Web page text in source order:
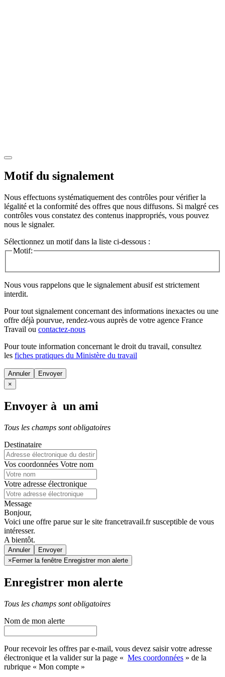
Motif du signalement
Nous effectuons systématiquement des contrôles pour vérifier la
légalité et la conformité des offres que nous diffusons. Si malgré ces
contrôles vous constatez des contenus inappropriés, vous pouvez
nous le signaler.
Sélectionnez un motif dans la liste ci-dessous :
Motif:
Nous vous rappelons que le signalement abusif est strictement
interdit.
Pour tout signalement concernant des informations inexactes ou une
offre déjà pourvue, rendez-vous auprès de votre agence France
Travail ou contactez-nous
Pour toute information concernant le droit du travail, consultez
les fiches pratiques du Ministère du travail
Annuler
×
Envoyer à un ami
Tous les champs sont obligatoires
Destinataire
Vos coordonnées Votre nom
Votre adresse électronique
Message
Bonjour,
Voici une offre parue sur le site francetravail.fr susceptible de vous
intéresser.
A bientôt.
Annuler
× Fermer la fenêtre Enregistrer mon alerte
Enregistrer mon alerte
Tous les champs sont obligatoires
Nom de mon alerte
Pour recevoir les offres par e-mail, vous devez saisir votre adresse
électronique et la valider sur la page « Mes coordonnées » de la
rubrique « Mon compte »